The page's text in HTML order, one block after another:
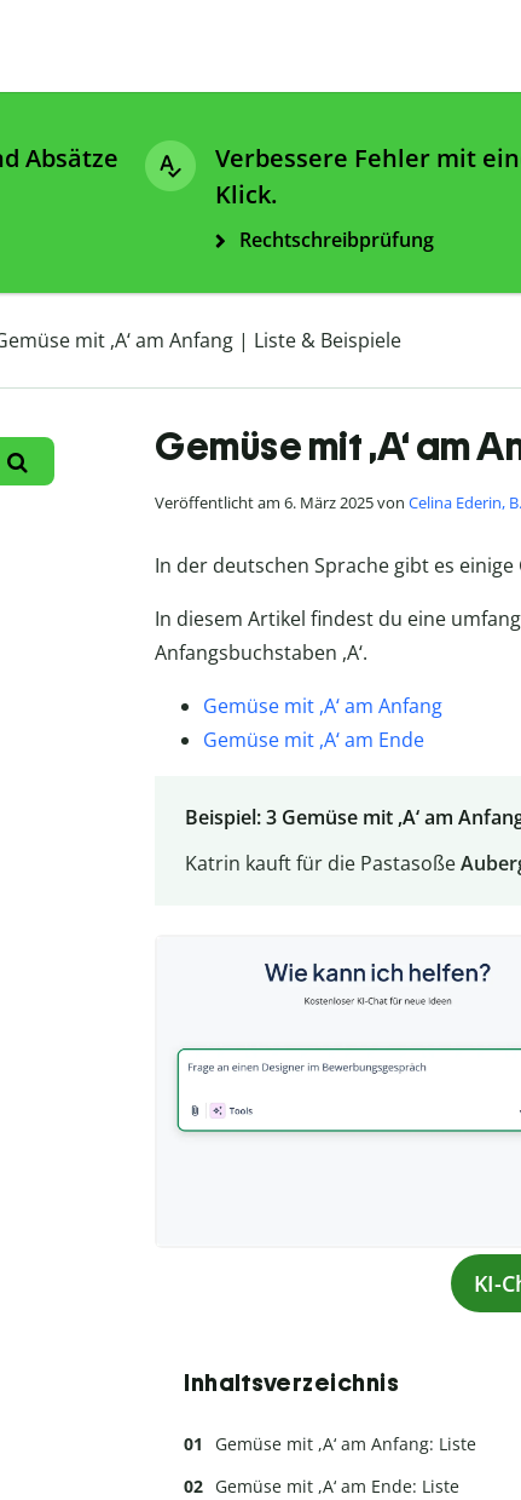
Absätze
Verbessere Fehler mit
Klick.
Rechtschreibprüfung
mit ,A‘ am Anfang | Liste & Beispiele
Gemüse mit ,A‘ am
Veröffentlicht am 6. März 2025 von Celina Ederin,
In der deutschen Sprache gibt es einige
In diesem Artikel findest du eine
Anfangsbuchstaben ,A‘.
Gemüse mit ,A‘ am Anfang
Gemüse mit ,A‘ am Ende
Beispiel: 3 Gemüse mit ,A‘ am
Katrin kauft für die Pastasoße
KI-
Inhaltsverzeichnis
Gemüse mit ,A‘ am Anfang: Liste
Gemüse mit ,A‘ am Ende: Liste